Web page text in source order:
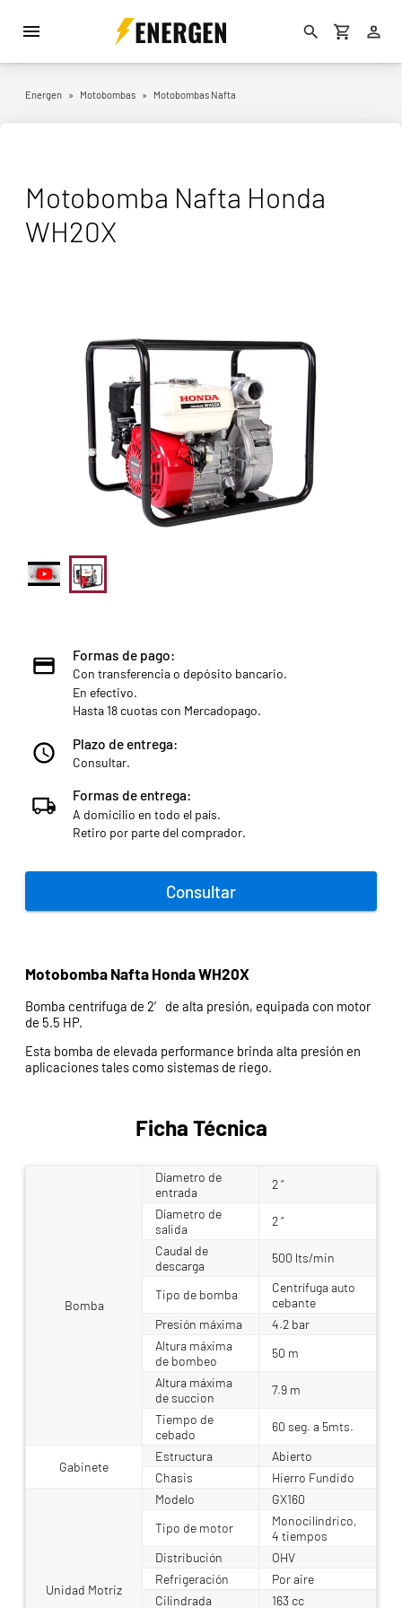
ENERGEN
Energen » Motobombas » Motobombas Nafta
Motobomba Nafta Honda
WH20X
Formas de pago:
Con transferencia o depósito bancario.
En efectivo.
Hasta 18 cuotas con Mercadopago.
Plazo de entrega:
Consultar.
Formas de entrega:
A domicilio en todo el país.
Retiro por parte del comprador.
Consultar
Motobomba Nafta Honda WH20X
Bomba centrífuga de 2′ de alta presión, equipada con motor
de 5.5 HP.
Esta bomba de elevada performance brinda alta presión en
aplicaciones tales como sistemas de riego.
Ficha Técnica
Bomba
Díametro de
entrada
2 “
Díametro de
salida
2 “
Caudal de
descarga
500 lts/min
Tipo de bomba
Centrífuga auto
cebante
Presión máxima
4.2 bar
Altura máxima
de bombeo
50 m
Altura máxima
de succion
7.9 m
Tiempo de
cebado
60 seg. a 5mts.
Gabinete
Estructura
Abierto
Chasis
Hierro Fundido
Unidad Motriz
Modelo
GX160
Tipo de motor
Monocilíndrico,
4 tiempos
Distribución
OHV
Refrigeración
Por aire
Cilindrada
163 cc